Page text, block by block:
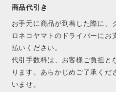
商品代引き
お手元に商品が到着した際に、
ロネコヤマトのドライバーにお
払いください。
代引手数料は、お客様ご負担と
ります。あらかじめご了承くだ
いませ。